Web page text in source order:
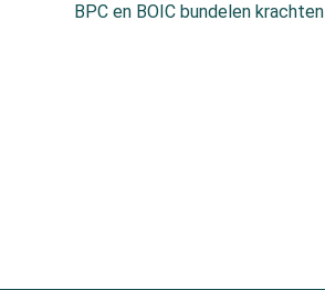
BPC en BOIC bundelen krachten
Contact